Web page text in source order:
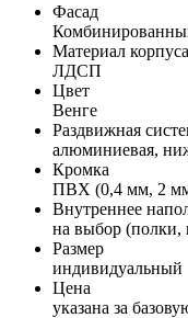
Фасад
Материал корпуса
ЛДСП
Цвет
Венге
Раздвижная
алюминиевая,
Кромка
ПВХ (0,4 мм, 2
Внутреннее
на выбор (полки,
Размер
индивидуальный
Цена
указана за